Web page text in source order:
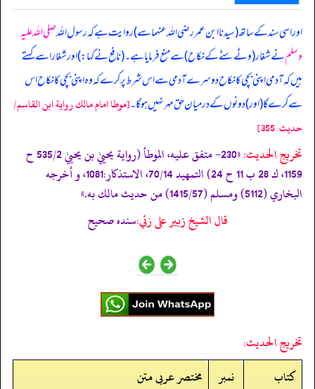
اور اسی سند کے ساتھ (سیدنا ابن عمر رضی اللہ عنہما سے) روایت ہے کہ رسول اللہصلی اللہ علیہ
وسلمنے شغار (وٹے سٹے کے نکاح) سے منع فرمایا ہے۔ (نافع نے کہا:) اور شغار اسے کہتے
ہیں کہ آدمی اپنی بچی کا نکاح دوسرے آدمی سے اس شرط پر کرے کہ وہ اپنی بچی کا نکاح اس
سے کرے گا (اور) دونوں کے درمیان حق مہر نہیں ہو گا۔[موطا امام مالك رواية ابن القاسم/
حدیث: 355]
تخریج الحدیث:
«230- متفق عليه، الموطأ (رواية يحييٰ بن يحييٰ 535/2 ح
1159، ك 28 ب 11 ح 24) التمهيد 70/14، الاستذكار:1081، و أخرجه
البخاري (5112) ومسلم (1415/57) من حديث مالك به.»
قال الشيخ زبير على زئي:سنده صحيح
تخريج الحديث:
کتاب
نمبر
مختصر عربی متن